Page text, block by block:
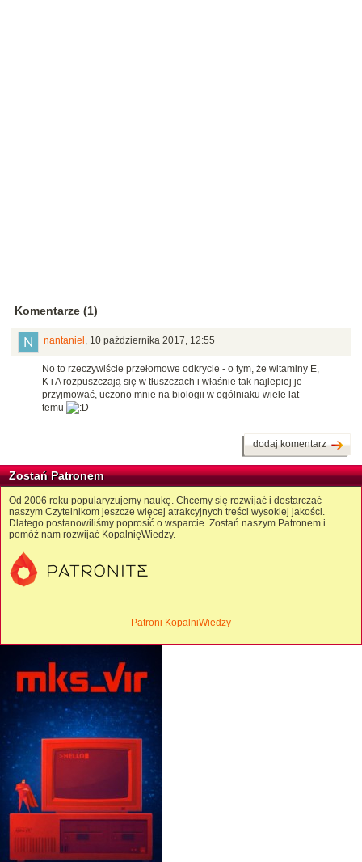
Komentarze (1)
nantaniel , 10 października 2017, 12:55
No to rzeczywiście przełomowe odkrycie - o tym, że witaminy E,
K i A rozpuszczają się w tłuszczach i właśnie tak najlepiej je
przyjmować, uczono mnie na biologii w ogólniaku wiele lat
temu
dodaj komentarz
Zostań Patronem
Od 2006 roku popularyzujemy naukę. Chcemy się rozwijać i dostarczać
naszym Czytelnikom jeszcze więcej atrakcyjnych treści wysokiej jakości.
Dlatego postanowiliśmy poprosić o wsparcie. Zostań naszym Patronem i
pomóż nam rozwijać KopalnięWiedzy.
Patroni KopalniWiedzy